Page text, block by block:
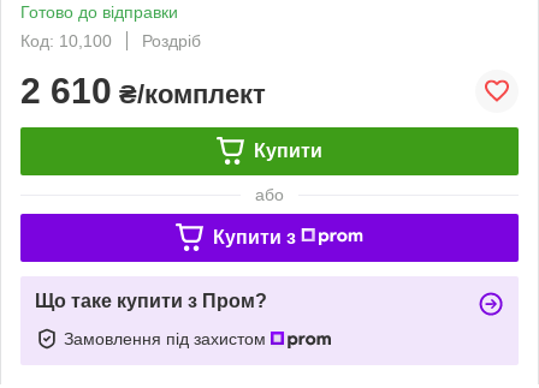
Готово до відправки
Код: 10,100
Роздріб
2 610 ₴/комплект
Купити
або
Купити з
Що таке купити з Пром?
Замовлення під захистом